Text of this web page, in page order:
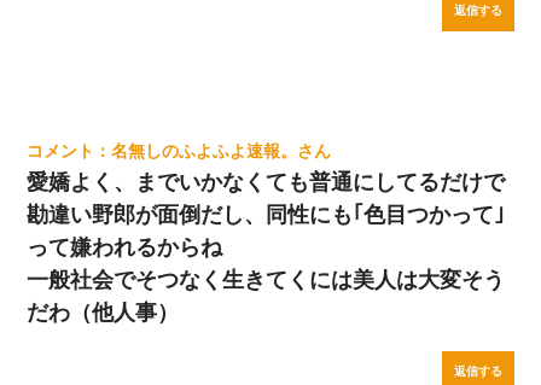
返信する
名無しのふよふよ速報。
愛嬌よく、までいかなくても普通にしてるだけで
勘違い野郎が面倒だし、同性にも｢色目つかって｣
って嫌われるからね
一般社会でそつなく生きてくには美人は大変そう
だわ（他人事）
返信する